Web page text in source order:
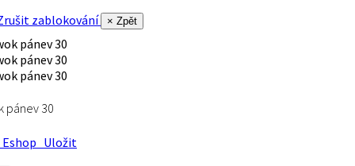
zablokování
× Zpět
pánev 30
Uložit